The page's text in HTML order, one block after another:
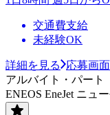
交通費支給
未経験OK
詳細を見る
応募画
アルバイト・パート
ENEOS EneJet ニュ